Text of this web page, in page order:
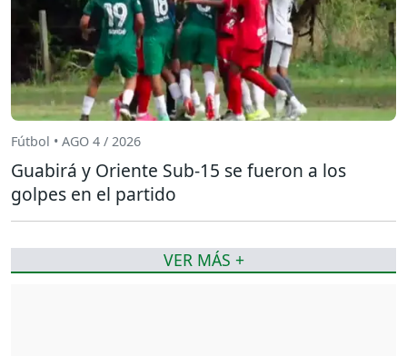
Fútbol • AGO 4 / 2026
Guabirá y Oriente Sub-15 se fueron a los
golpes en el partido
VER MÁS +